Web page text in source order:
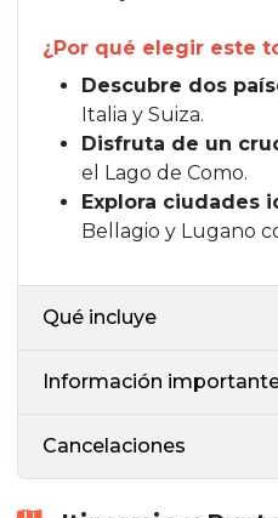
¿Por qué elegir este
Descubre dos
Italia y Suiza.
Disfruta de un
el Lago de Como.
Explora ciudades
Bellagio y Lugano
Qué incluye
Información
Cancelaciones